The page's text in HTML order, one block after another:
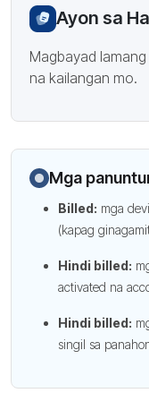
Ayon sa
Magbayad
na kailangan mo.
Mga
Billed: mga
(kapag
Hindi billed:
activated na
Hindi billed:
singil sa